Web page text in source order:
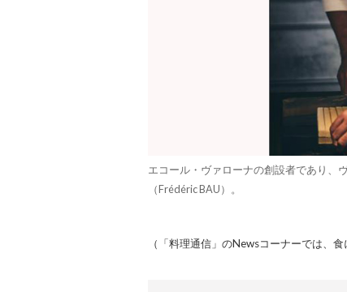
エコール・ヴァローナの創設者であり、
（Frédéric BAU）。
（「料理通信」のNewsコーナーでは、